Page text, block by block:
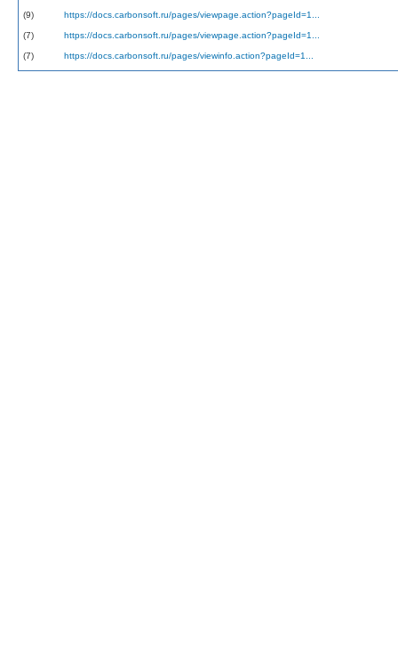
(9) https://docs.carbonsoft.ru/pages/viewpage.action?pageId=1...
(7) https://docs.carbonsoft.ru/pages/viewpage.action?pageId=1...
(7) https://docs.carbonsoft.ru/pages/viewinfo.action?pageId=1...